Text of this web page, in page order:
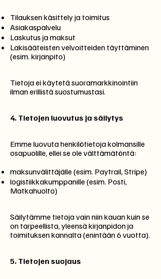
Tilauksen käsittely ja toimitus
Asiakaspalvelu
Laskutus ja maksut
Lakisääteisten velvoitteiden täyttäminen
(esim. kirjanpito)
Tietoja ei käytetä suoramarkkinointiin
ilman erillistä suostumustasi.
4. Tietojen luovutus ja säilytys
Emme luovuta henkilötietoja kolmansille
osapuolille, ellei se ole välttämätöntä:
maksunvälittäjälle (esim. Paytrail, Stripe)
logistiikkakumppanille (esim. Posti,
Matkahuolto)
Säilytämme tietoja vain niin kauan kuin se
on tarpeellista, yleensä kirjanpidon ja
toimituksen kannalta (enintään 6 vuotta).
5. Tietojen suojaus